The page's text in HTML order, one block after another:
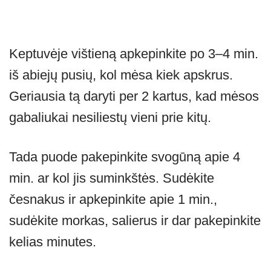
Keptuvėje vištieną apkepinkite po 3–4 min.
iš abiejų pusių, kol mėsa kiek apskrus.
Geriausia tą daryti per 2 kartus, kad mėsos
gabaliukai nesiliestų vieni prie kitų.
Tada puode pakepinkite svogūną apie 4
min. ar kol jis suminkštės. Sudėkite
česnakus ir apkepinkite apie 1 min.,
sudėkite morkas, salierus ir dar pakepinkite
kelias minutes.